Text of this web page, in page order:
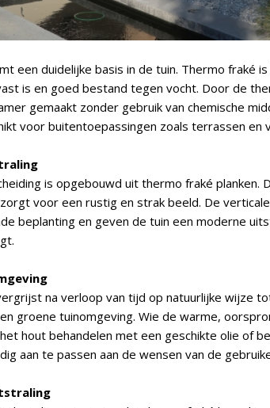
een duidelijke basis in de tuin. Thermo fraké
is en goed bestand tegen vocht. Door de
gemaakt zonder gebruik van chemische
voor buitentoepassingen zoals terrassen en
is opgebouwd uit thermo fraké planken.
voor een rustig en strak beeld. De
beplanting en geven de tuin een moderne
na verloop van tijd op natuurlijke wijze
groene tuinomgeving. Wie de warme,
hout behandelen met een geschikte olie of
aan te passen aan de wensen van de